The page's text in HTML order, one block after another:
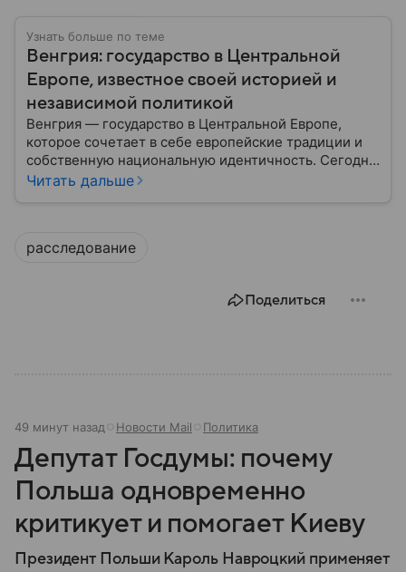
Узнать больше по теме
Венгрия: государство в Центральной
Европе, известное своей историей и
независимой политикой
Венгрия — государство в Центральной Европе,
которое сочетает в себе европейские традиции и
собственную национальную идентичность. Сегодня
страна играет заметную роль в политике ЕС, а ее
Читать дальше
расследование
Поделиться
49 минут назад Новости Mail Политика
Депутат Госдумы: почему
Польша одновременно
критикует и помогает Киеву
Президент Польши Кароль Навроцкий применяет